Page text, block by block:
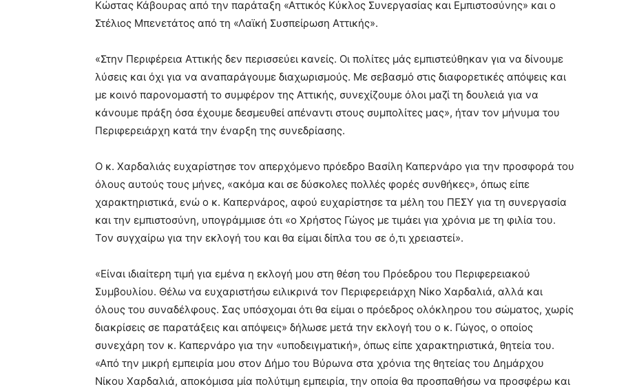
Κώστας Κάβουρας από την παράταξη «Αττικός Κύκλος Συνεργασίας και Εμπιστοσύνης» και ο
Στέλιος Μπενετάτος από τη «Λαϊκή Συσπείρωση Αττικής».
«Στην Περιφέρεια Αττικής δεν περισσεύει κανείς. Οι πολίτες μάς εμπιστεύθηκαν για να δίνουμε
λύσεις και όχι για να αναπαράγουμε διαχωρισμούς. Με σεβασμό στις διαφορετικές απόψεις και
με κοινό παρονομαστή το συμφέρον της Αττικής, συνεχίζουμε όλοι μαζί τη δουλειά για να
κάνουμε πράξη όσα έχουμε δεσμευθεί απέναντι στους συμπολίτες μας», ήταν τον μήνυμα του
Περιφερειάρχη κατά την έναρξη της συνεδρίασης.
Ο κ. Χαρδαλιάς ευχαρίστησε τον απερχόμενο πρόεδρο Βασίλη Καπερνάρο για την προσφορά του
όλους αυτούς τους μήνες, «ακόμα και σε δύσκολες πολλές φορές συνθήκες», όπως είπε
χαρακτηριστικά, ενώ ο κ. Καπερνάρος, αφού ευχαρίστησε τα μέλη του ΠΕΣΥ για τη συνεργασία
και την εμπιστοσύνη, υπογράμμισε ότι «ο Χρήστος Γώγος με τιμάει για χρόνια με τη φιλία του.
Τον συγχαίρω για την εκλογή του και θα είμαι δίπλα του σε ό,τι χρειαστεί».
«Είναι ιδιαίτερη τιμή για εμένα η εκλογή μου στη θέση του Πρόεδρου του Περιφερειακού
Συμβουλίου. Θέλω να ευχαριστήσω ειλικρινά τον Περιφερειάρχη Νίκο Χαρδαλιά, αλλά και
όλους του συναδέλφους. Σας υπόσχομαι ότι θα είμαι ο πρόεδρος ολόκληρου του σώματος, χωρίς
διακρίσεις σε παρατάξεις και απόψεις» δήλωσε μετά την εκλογή του ο κ. Γώγος, ο οποίος
συνεχάρη τον κ. Καπερνάρο για την «υποδειγματική», όπως είπε χαρακτηριστικά, θητεία του.
«Από την μικρή εμπειρία μου στον Δήμο του Βύρωνα στα χρόνια της θητείας του Δημάρχου
Νίκου Χαρδαλιά, αποκόμισα μία πολύτιμη εμπειρία, την οποία θα προσπαθήσω να προσφέρω και